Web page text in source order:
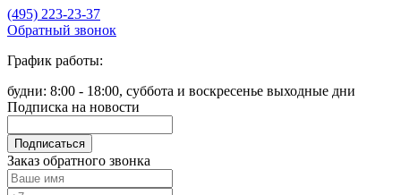
(495) 223-23-37
Обратный звонок
График работы:
будни: 8:00 - 18:00, суббота и воскресенье выходные дни
Подписка на новости
Подписаться
Заказ обратного звонка